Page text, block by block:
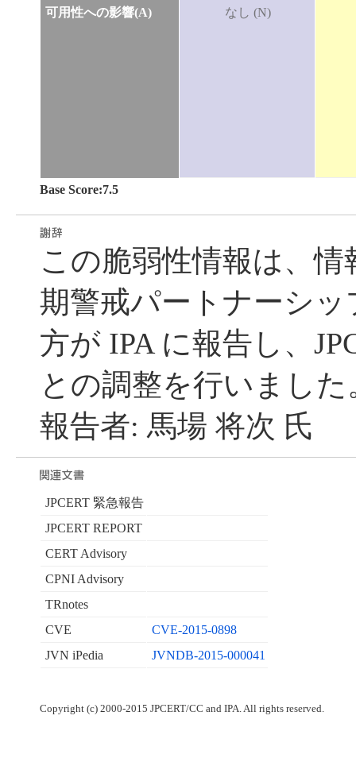
可用性への影響(A) なし (N)
Base Score:7.5
この脆弱性情報は、
期警戒パートナーシ
方が IPA に報告し、
との調整を行いました
報告者: 馬場 将次 氏
JPCERT 緊急報告
JPCERT REPORT
CERT Advisory
CPNI Advisory
TRnotes
CVE
CVE-2015-0898
JVN iPedia
JVNDB-2015-000041
Copyright (c) 2000-2015 JPCERT/CC and IPA. All rights reserved.